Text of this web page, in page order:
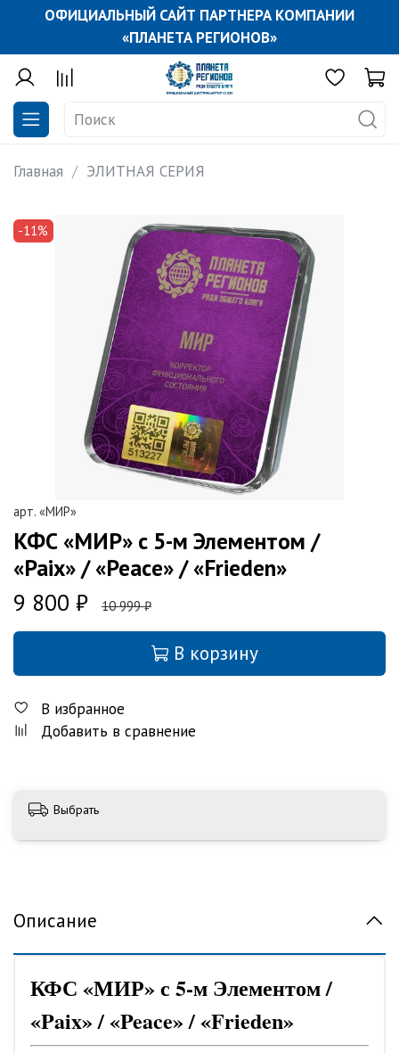
ОФИЦИАЛЬНЫЙ САЙТ ПАРТНЕРА КОМПАНИИ
«ПЛАНЕТА РЕГИОНОВ»
Главная ЭЛИТНАЯ СЕРИЯ
-11%
арт. «МИР»
КФС «МИР» с 5-м Элементом /
«Paix» / «Peace» / «Frieden»
9 800 ₽
10 999 ₽
В корзину
В избранное
Добавить в сравнение
Выбрать
Описание
КФС «МИР» с 5-м Элементом /
«Paix» / «Peace» / «Frieden»